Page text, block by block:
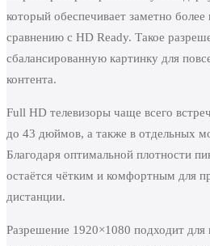
который обеспечивает заметно
сравнению с HD Ready. Такое
сбалансированную картинку для
контента.
Full HD телевизоры чаще всего
до 43 дюймов, а также в отдельных
Благодаря оптимальной плотности
остаётся чётким и комфортным для
дистанции.
Разрешение 1920×1080 подходит для